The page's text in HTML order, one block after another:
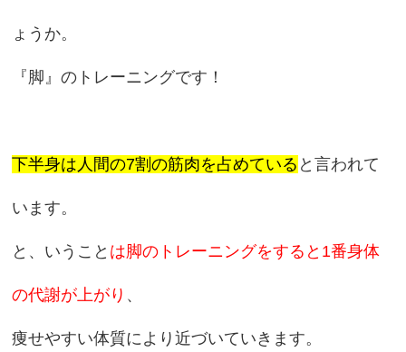
ょうか。
『脚』のトレーニングです！
下半身は人間の7割の筋肉を占めている と言われて
います。
と、いうこと は脚のトレーニングをすると1番身体
の代謝が上がり 、
痩せやすい体質により近づいていきます。